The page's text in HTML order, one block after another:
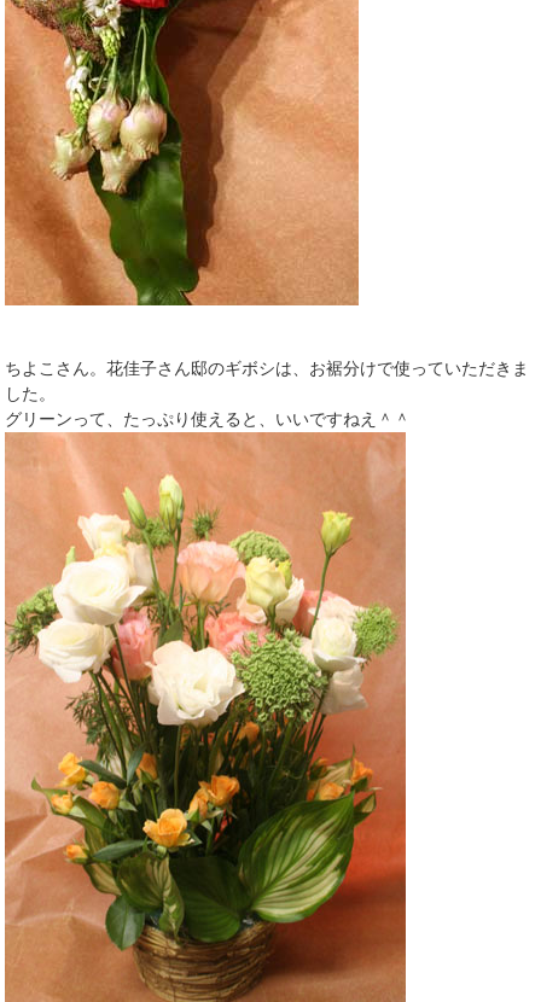
ちよこさん。花佳子さん邸のギボシは、お裾分けで使っていただきま
した。
グリーンって、たっぷり使えると、いいですねえ＾＾